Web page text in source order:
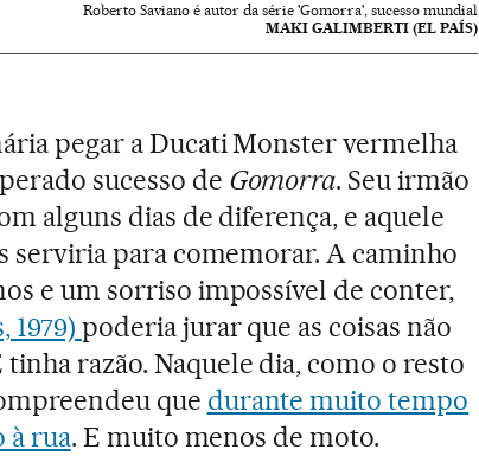
Roberto Saviano é autor da série 'Gomorra', sucesso mundial
MAKI GALIMBERTI (EL PAÍS)
pegar a Ducati Monster vermelha
sucesso de Gomorra. Seu irmão
alguns dias de diferença, e aquele
serviria para comemorar. A caminho
e um sorriso impossível de conter,
1979) poderia jurar que as coisas não
razão. Naquele dia, como o resto
que durante muito tempo
à rua. E muito menos de moto.